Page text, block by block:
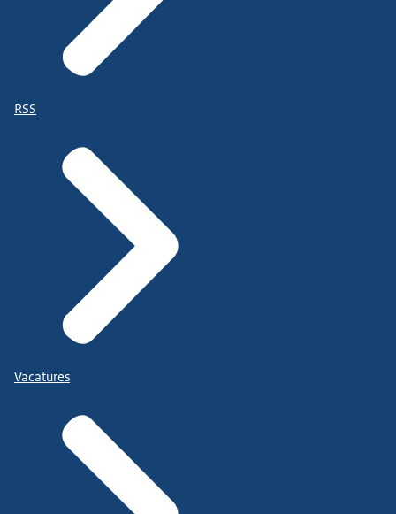
RSS
Vacatures